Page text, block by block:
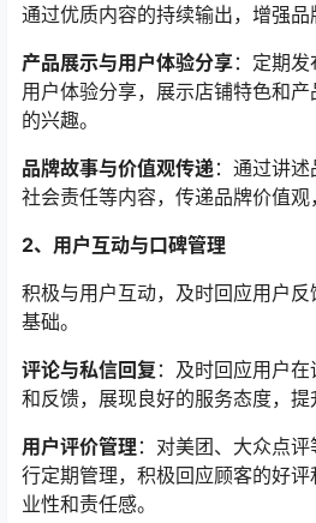
通过优质内容的持续输出，增强品
产品展示与用户体验分享：定期
用户体验分享，展示店铺特色和
的兴趣。
品牌故事与价值观传递：通过讲述
社会责任等内容，传递品牌价值观
2、用户互动与口碑管理
积极与用户互动，及时回应用户
基础。
评论与私信回复 ：及时回应用户
和反馈，展现良好的服务态度，提
用户评价管理 ：对美团、大众点
行定期管理，积极回应顾客的好
业性和责任感。